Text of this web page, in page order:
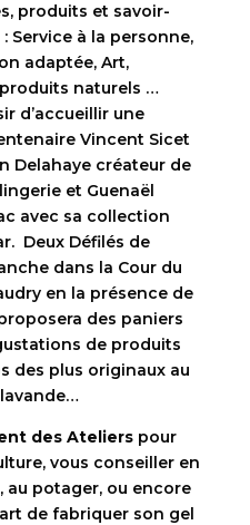
produits et savoir-
Service à la personne,
adaptée, Art,
naturels …
d’accueillir une
Vincent Sicet
Delahaye créateur de
et Guenaël
avec sa collection
Deux Défilés de
dans la Cour du
en la présence de
des paniers
de produits
des plus originaux au
des Ateliers pour
vous conseiller en
au potager, ou encore
de fabriquer son gel